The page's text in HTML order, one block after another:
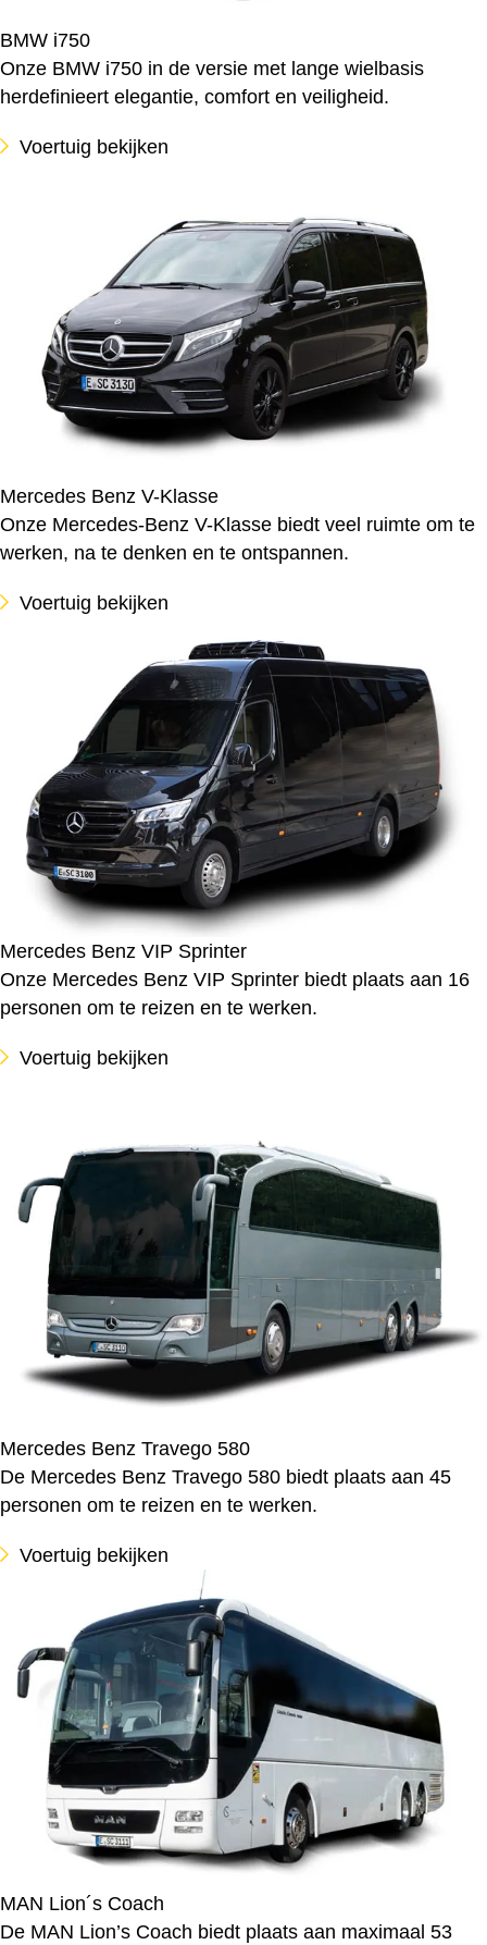
BMW i750
Onze BMW i750 in de versie met lange wielbasis
herdefinieert elegantie, comfort en veiligheid.
Voertuig bekijken
Mercedes Benz V-Klasse
Onze Mercedes-Benz V-Klasse biedt veel ruimte om te
werken, na te denken en te ontspannen.
Voertuig bekijken
Mercedes Benz VIP Sprinter
Onze Mercedes Benz VIP Sprinter biedt plaats aan 16
personen om te reizen en te werken.
Voertuig bekijken
Mercedes Benz Travego 580
De Mercedes Benz Travego 580 biedt plaats aan 45
personen om te reizen en te werken.
Voertuig bekijken
MAN Lion´s Coach
De MAN Lion’s Coach biedt plaats aan maximaal 53